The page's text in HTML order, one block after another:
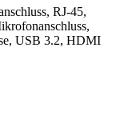
RJ-45,
USB 3.2, HDMI